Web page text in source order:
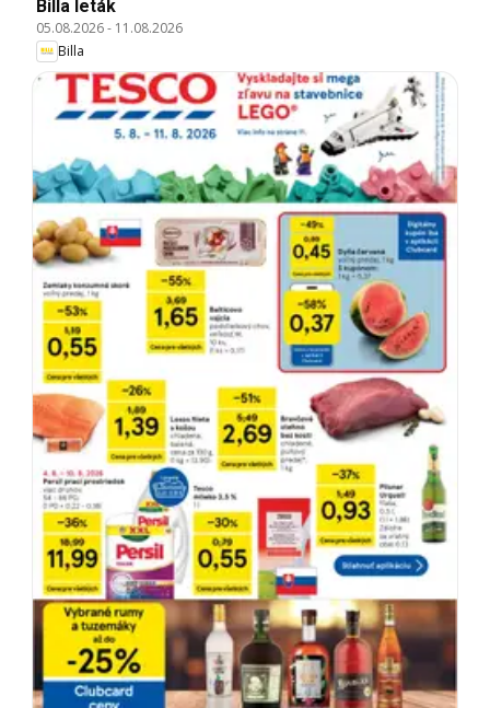
Billa leták
05.08.2026- 11.08.2026
Billa